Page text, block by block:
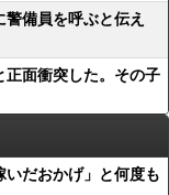
備員を呼ぶと伝え
正面衝突した。その子
だおかげ」と何度も